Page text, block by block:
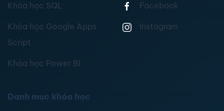
Khóa học SQL
Khóa học Google Apps
Script
Khóa học Power BI
Facebook
Instagram
Danh mục khóa học